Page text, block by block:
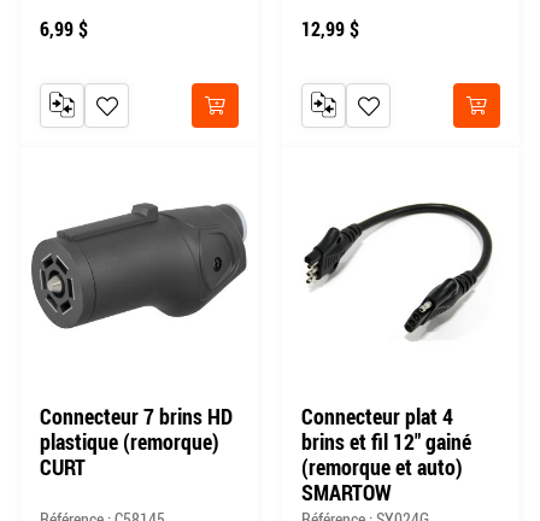
6,99 $
Acheter
AJOUTER À MA LISTE DE SOUHAITS
AJOUTER AU COMPARATEUR
12,99 $
Acheter
AJOUTER À MA LISTE DE
AJOUTER AU COMPARATEUR
Connecteur 7 brins HD
plastique (remorque)
CURT
Connecteur plat 4
brins et fil 12" gainé
(remorque et auto)
SMARTOW